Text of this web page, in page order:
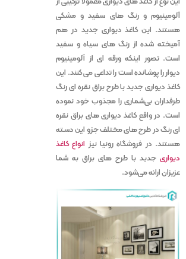
آلومینیوم و رنگ‌ های سفید و مشکی
هستند. این کاغذ دیواری جدید در هم
آمیخته شده از رنگ های سیاه و سفید
است. تصور اینکه ورقه ‌ای از آلومینیوم
دیوار را پوشانده است را تداعی می ‌کنند. این
کاغذ دیواری جدید با طرح براق نقره ای رنگ
طرفداران بی‌شماری را مجذوب خود نموده
است. در واقع کاغذ دیواری های براق نقره
ای رنگ در طرح های مختلف جزو این دسته
هستند. در فروشگاه رونیا نیز انواع کاغذ
دیواری جدید با طرح های براق به شما
عزیزان ارائه می‌شود.